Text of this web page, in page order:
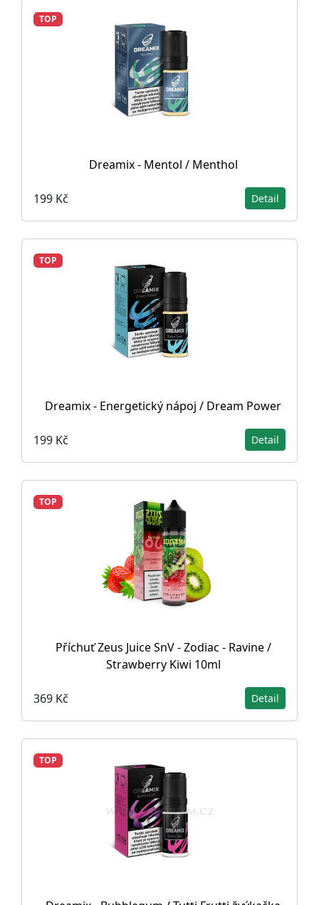
TOP
Dreamix - Mentol / Menthol
199 Kč Detail
TOP
Dreamix - Energetický nápoj / Dream Power
199 Kč Detail
TOP
Příchuť Zeus Juice SnV - Zodiac - Ravine /
Strawberry Kiwi 10ml
369 Kč Detail
TOP